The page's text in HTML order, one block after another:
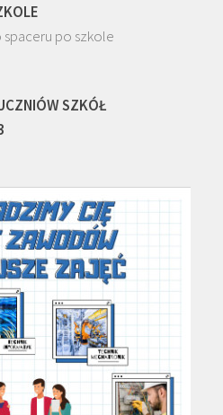
po szkole
SZKÓŁ